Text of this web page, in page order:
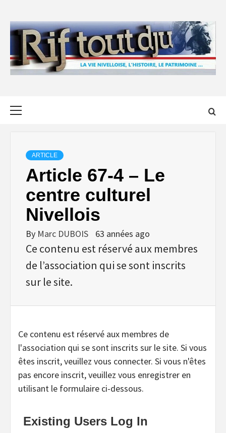
content
ARTICLE
Article 67-4 – Le
centre culturel
Nivellois
By Marc DUBOIS 63 années ago
Ce contenu est réservé aux membres
de l’association qui se sont inscrits
sur le site.
Ce contenu est réservé aux membres de
l'association qui se sont inscrits sur le site. Si vous
êtes inscrit, veuillez vous connecter. Si vous n'êtes
pas encore inscrit, veuillez vous enregistrer en
utilisant le formulaire ci-dessous.
Existing Users Log In